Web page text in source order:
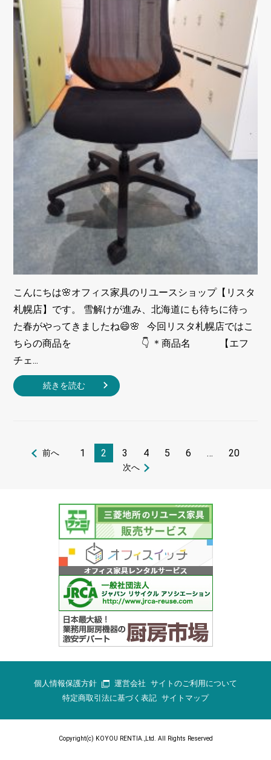
こんにちは🌸オフィス家具のリユースショップ【リスタ
札幌店】です。 雪解けが進み、北海道にも待ちに待っ
た春がやってきましたね😄🌸 今回リスタ札幌店ではこ
ちらの商品を 👇 ＊商品名 【エフ
チェ...
続きを読む
前へ 1 2 3 4 5 6 … 20
次へ
個人情報保護方針 運営会社 サイトのご利用について
特定商取引法に基づく表記 サイトマップ
Copyright(c) KOYOU RENTIA.,Ltd. All Rights Reserved